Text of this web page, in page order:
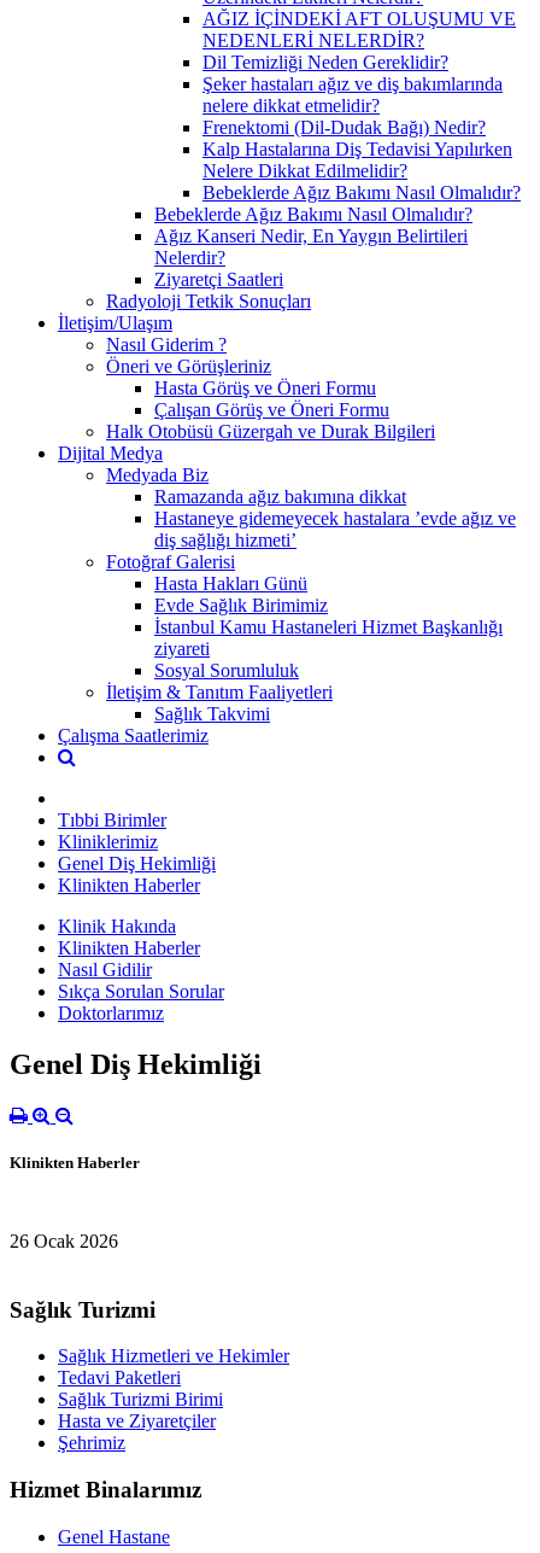
AĞIZ İÇİNDEKİ AFT OLUŞUMU VE
NEDENLERİ NELERDİR?
Dil Temizliği Neden Gereklidir?
Şeker hastaları ağız ve diş bakımlarında
nelere dikkat etmelidir?
Frenektomi (Dil-Dudak Bağı) Nedir?
Kalp Hastalarına Diş Tedavisi Yapılırken
Nelere Dikkat Edilmelidir?
Bebeklerde Ağız Bakımı Nasıl Olmalıdır?
Bebeklerde Ağız Bakımı Nasıl Olmalıdır?
Ağız Kanseri Nedir, En Yaygın Belirtileri
Nelerdir?
Ziyaretçi Saatleri
Radyoloji Tetkik Sonuçları
İletişim/Ulaşım
Nasıl Giderim ?
Öneri ve Görüşleriniz
Hasta Görüş ve Öneri Formu
Çalışan Görüş ve Öneri Formu
Halk Otobüsü Güzergah ve Durak Bilgileri
Dijital Medya
Medyada Biz
Ramazanda ağız bakımına dikkat
Hastaneye gidemeyecek hastalara ’evde ağız ve
diş sağlığı hizmeti’
Fotoğraf Galerisi
Hasta Hakları Günü
Evde Sağlık Birimimiz
İstanbul Kamu Hastaneleri Hizmet Başkanlığı
ziyareti
Sosyal Sorumluluk
İletişim & Tanıtım Faaliyetleri
Sağlık Takvimi
Çalışma Saatlerimiz
Tıbbi Birimler
Kliniklerimiz
Genel Diş Hekimliği
Klinikten Haberler
Klinik Hakında
Klinikten Haberler
Nasıl Gidilir
Sıkça Sorulan Sorular
Doktorlarımız
Genel Diş Hekimliği
Klinikten Haberler
26 Ocak 2026
Sağlık Turizmi
Sağlık Hizmetleri ve Hekimler
Tedavi Paketleri
Sağlık Turizmi Birimi
Hasta ve Ziyaretçiler
Şehrimiz
Hizmet Binalarımız
Genel Hastane